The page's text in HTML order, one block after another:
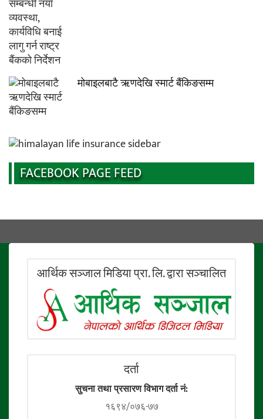
मोबाइलबाटै ऋणदेखि स्मार्ट बैंकिङसम्म
FACEBOOK PAGE FEED
आर्थिक सञ्जाल मिडिया प्रा. लि. द्वारा सञ्चालित
दर्ता
सुचना तथा प्रसारण विभाग दर्ता नं:
१६९४/०७६-७७